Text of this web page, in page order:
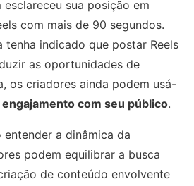
sua posição em
com mais de 90 segundos.
tenha indicado que postar Reels
as oportunidades de
os criadores ainda podem usá-
com seu público.
a dinâmica da
podem equilibrar a busca
de conteúdo envolvente